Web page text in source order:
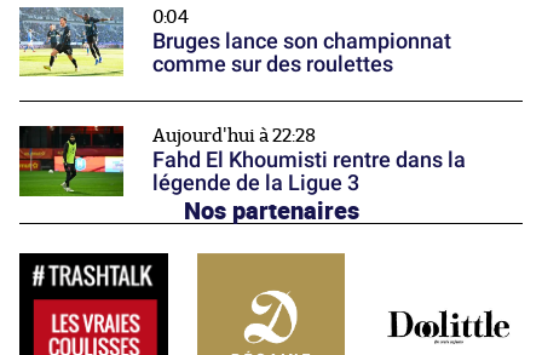
0:04
Bruges lance son championnat
comme sur des roulettes
Aujourd'hui à 22:28
Fahd El Khoumisti rentre dans la
légende de la Ligue 3
Nos partenaires